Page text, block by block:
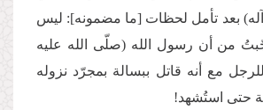
بعد تأمل لحظات [ما مضمونه]: ليس
من أن رسول الله (صلّى الله عليه
مع أنه قاتل ببسالة بمجرّد نزوله
حتى استُشهد!